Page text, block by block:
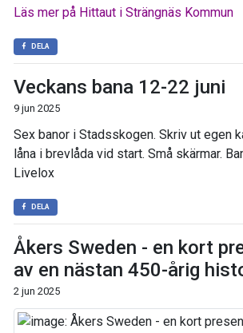
Läs mer på Hittaut i Strängnäs Kommun
DELA
Veckans bana 12-22 juni
9 jun 2025
Sex banor i Stadsskogen. Skriv ut egen
låna i brevlåda vid start. Små skärmar.
Livelox
DELA
Åkers Sweden - en kort
av en nästan 450-årig
2 jun 2025